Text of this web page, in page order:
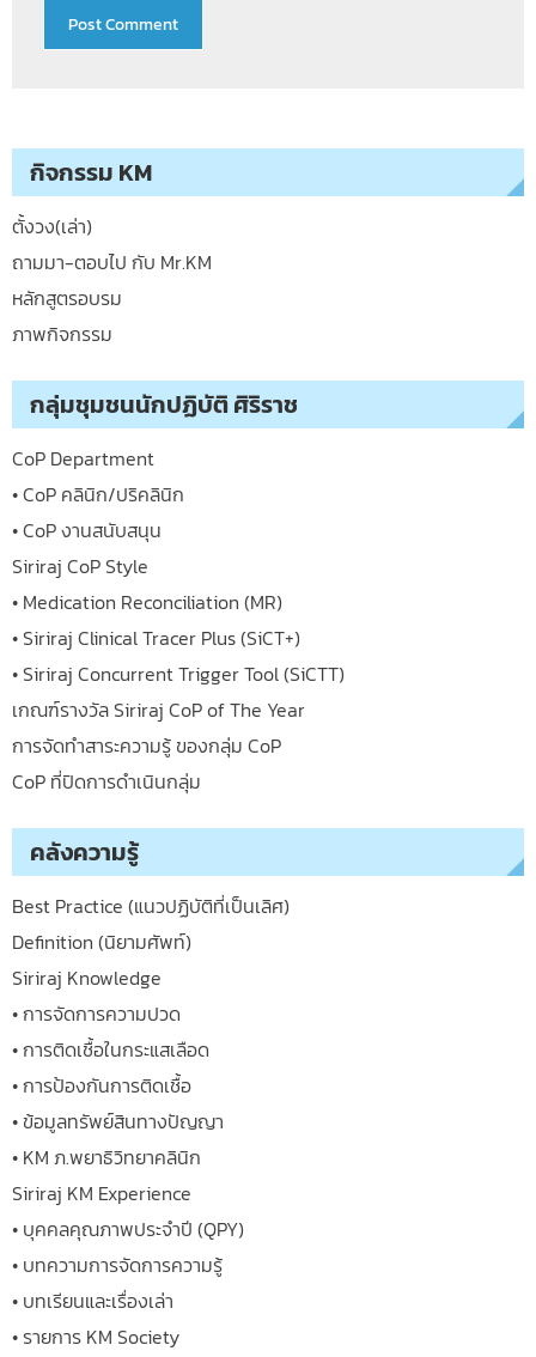
กิจกรรม KM
ตั้งวง(เล่า)
ถามมา-ตอบไป กับ Mr.KM
หลักสูตรอบรม
ภาพกิจกรรม
กลุ่มชุมชนนักปฏิบัติ ศิริราช
CoP Department
• CoP คลินิก/ปริคลินิก
• CoP งานสนับสนุน
Siriraj CoP Style
• Medication Reconciliation (MR)
• Siriraj Clinical Tracer Plus (SiCT+)
• Siriraj Concurrent Trigger Tool (SiCTT)
เกณฑ์รางวัล Siriraj CoP of The Year
การจัดทำสาระความรู้ ของกลุ่ม CoP
CoP ที่ปิดการดำเนินกลุ่ม
คลังความรู้
Best Practice (แนวปฏิบัติที่เป็นเลิศ)
Definition (นิยามศัพท์)
Siriraj Knowledge
• การจัดการความปวด
• การติดเชื้อในกระแสเลือด
• การป้องกันการติดเชื้อ
• ข้อมูลทรัพย์สินทางปัญญา
• KM ภ.พยาธิวิทยาคลินิก
Siriraj KM Experience
• บุคคลคุณภาพประจำปี (QPY)
• บทความการจัดการความรู้
• บทเรียนและเรื่องเล่า
• รายการ KM Society